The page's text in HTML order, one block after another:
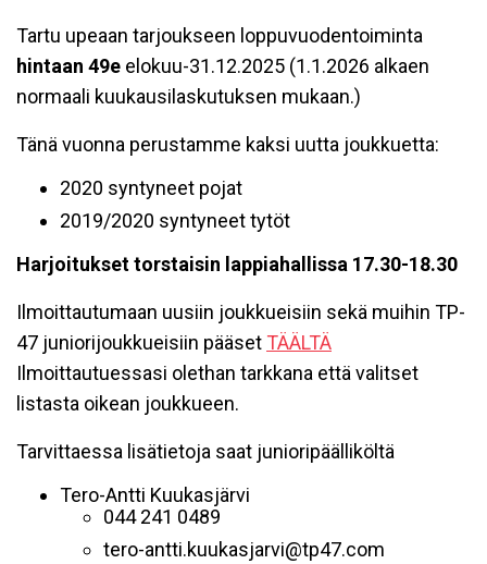
Tartu upeaan tarjoukseen loppuvuodentoiminta
hintaan 49e elokuu-31.12.2025 (1.1.2026 alkaen
normaali kuukausilaskutuksen mukaan.)
Tänä vuonna perustamme kaksi uutta joukkuetta:
2020 syntyneet pojat
2019/2020 syntyneet tytöt
Harjoitukset torstaisin lappiahallissa 17.30-18.30
Ilmoittautumaan uusiin joukkueisiin sekä muihin TP-
47 juniorijoukkueisiin pääset TÄÄLTÄ
Ilmoittautuessasi olethan tarkkana että valitset
listasta oikean joukkueen.
Tarvittaessa lisätietoja saat junioripäälliköltä
Tero-Antti Kuukasjärvi
044 241 0489
tero-antti.kuukasjarvi@tp47.com